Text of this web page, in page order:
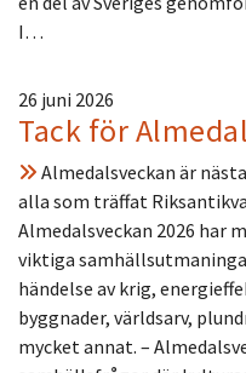
I…
26 juni 2026
Tack för
Almedalsveckan är
alla som träffat
Almedalsveckan 2026 har
viktiga
händelse av krig,
byggnader, världsarv,
mycket annat. –